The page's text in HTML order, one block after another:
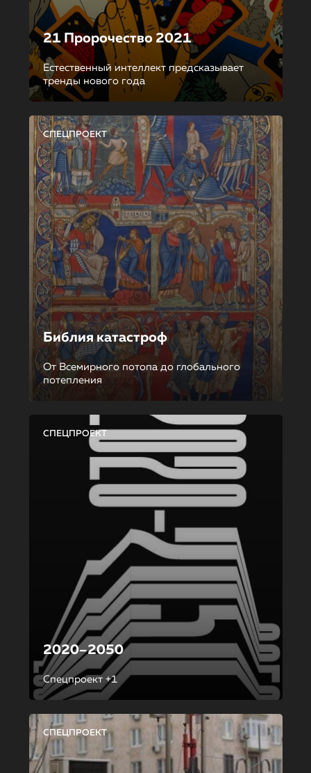
21 Пророчество 2021
Естественный интеллект предсказывает
тренды нового года
СПЕЦПРОЕКТ
Библия катастроф
От Всемирного потопа до глобального
потепления
СПЕЦПРОЕКТ
2020–2050
Спецпроект +1
СПЕЦПРОЕКТ